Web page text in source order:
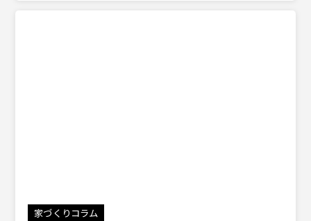
家づくりコラム